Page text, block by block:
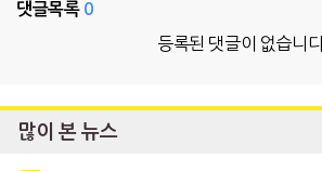
댓글목록 0
등록된 댓글이 없습니
많이 본 뉴스